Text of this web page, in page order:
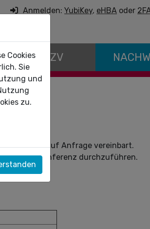
Anmelden: YubiKey, eHBA oder
DIE KZV
werden auf Anfrage vereinbart.
via Videokonferenz durchzuführen.
Cookies
Sie
und
zu.